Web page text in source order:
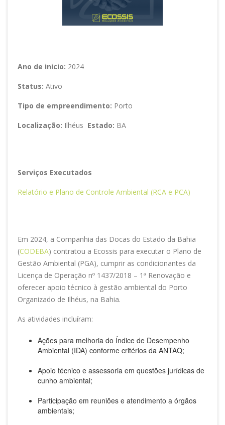
Ano de inicio: 2024
Status: Ativo
Tipo de empreendimento: Porto
Localização: Ilhéus Estado: BA
Serviços Executados
Relatório e Plano de Controle Ambiental (RCA e PCA)
Em 2024, a Companhia das Docas do Estado da Bahia
(CODEBA) contratou a Ecossis para executar o Plano de
Gestão Ambiental (PGA), cumprir as condicionantes da
Licença de Operação nº 1437/2018 – 1ª Renovação e
oferecer apoio técnico à gestão ambiental do Porto
Organizado de Ilhéus, na Bahia.
As atividades incluíram:
Ações para melhoria do Índice de Desempenho
Ambiental (IDA) conforme critérios da ANTAQ;
Apoio técnico e assessoria em questões jurídicas de
cunho ambiental;
Participação em reuniões e atendimento a órgãos
ambientais;